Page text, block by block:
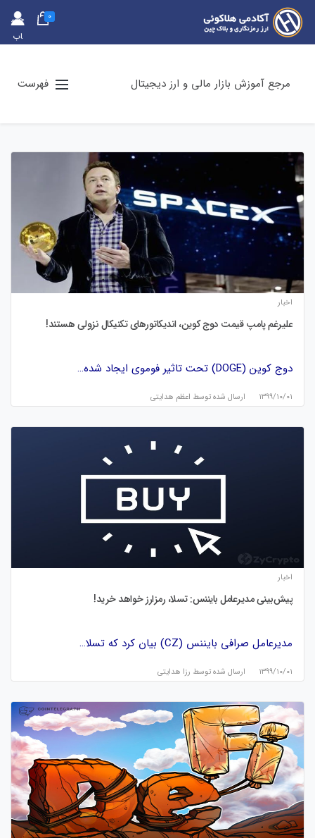
حس
اب
0
مرجع آموزش بازار مالی و ارز دیجیتال فهرست
اخبار
علیرغم پامپ قیمت دوج کوین، اندیکاتورهای تکنیکال نزولی هستند!
دوج کوین (DOGE) تحت تاثیر فوموی ایجاد شده…
۱۳۹۹/۱۰/۰۱ ارسال شده توسط اعظم هدایتی
اخبار
پیش‌بینی مدیرعامل بایننس: تسلا، رمزارز خواهد خرید!
مدیرعامل صرافی بایننس (CZ) بیان کرد که تسلا…
۱۳۹۹/۱۰/۰۱ ارسال شده توسط رزا هدایتی